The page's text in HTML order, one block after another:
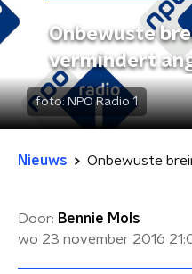
Onbewuste
vermindert
foto: NPO Radio 1
Nieuws Onbewuste
Door: Bennie Mols
wo 23 november 2016